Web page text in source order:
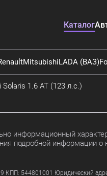
Каталог
MitsubishiLADA (ВАЗ)
Solaris 1.6 AT (123 л.с.)
информационный
подробной информации
544801001 Юридический